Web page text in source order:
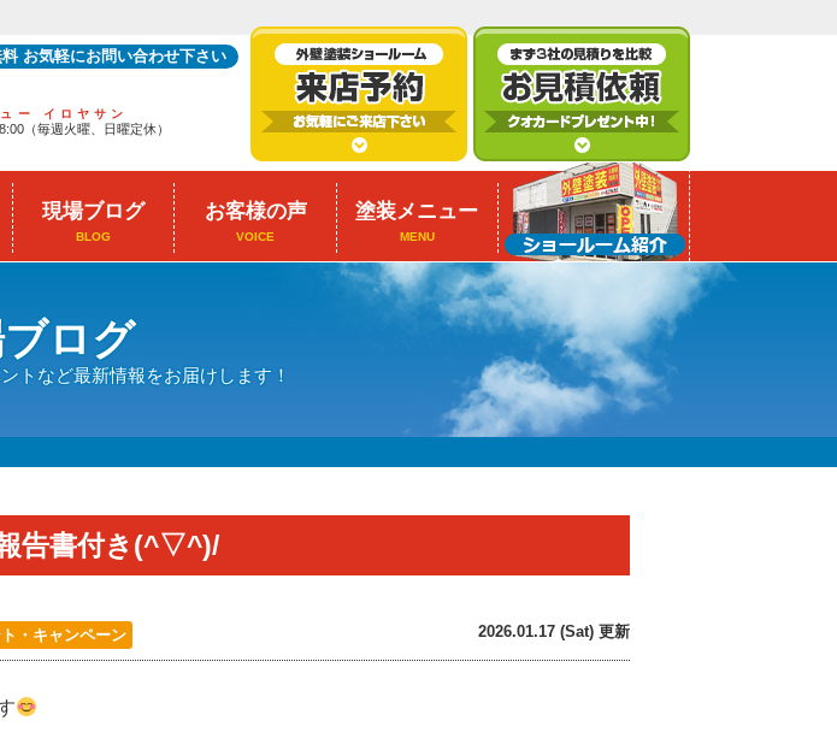
お気軽にお問い合わせ下さい
ー イロヤサン
（毎週火曜、日曜定休）
現場ブログ
BLOG
お客様の声
VOICE
塗装メニュー
MENU
ログ
トなど最新情報をお届けします！
告書付き(^▽^)/
・キャンペーン 2026.01.17 (Sat) 更新